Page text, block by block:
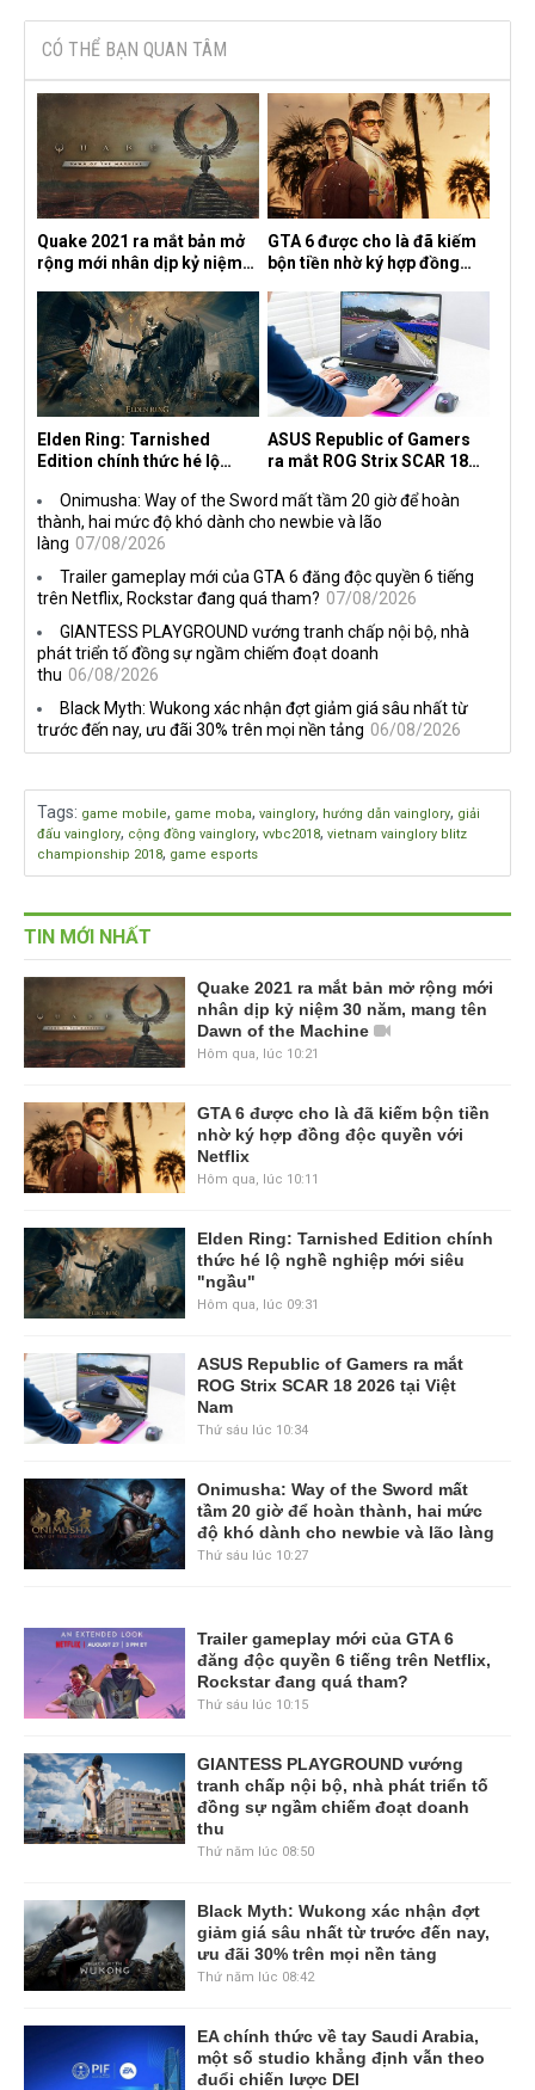
CÓ THỂ BẠN QUAN TÂM
Quake 2021 ra mắt bản mở
rộng mới nhân dịp kỷ niệm
the Machine
GTA 6 được cho là đã kiếm
bộn tiền nhờ ký hợp đồng
Elden Ring: Tarnished
Edition chính thức hé lộ
ASUS Republic of Gamers
ra mắt ROG Strix SCAR 18
Onimusha: Way of the Sword mất tầm 20 giờ để hoàn
thành, hai mức độ khó dành cho newbie và lão
làng 07/08/2026
Trailer gameplay mới của GTA 6 đăng độc quyền 6 tiếng
trên Netflix, Rockstar đang quá tham? 07/08/2026
GIANTESS PLAYGROUND vướng tranh chấp nội bộ, nhà
phát triển tố đồng sự ngầm chiếm đoạt doanh
thu 06/08/2026
Black Myth: Wukong xác nhận đợt giảm giá sâu nhất từ
trước đến nay, ưu đãi 30% trên mọi nền tảng 06/08/2026
Tags: game mobile, game moba, vainglory, hướng dẫn vainglory, giải
đấu vainglory, cộng đồng vainglory, vvbc2018, vietnam vainglory blitz
championship 2018, game esports
TIN MỚI NHẤT
Quake 2021 ra mắt bản mở rộng mới
nhân dịp kỷ niệm 30 năm, mang tên
Dawn of the Machine
Hôm qua, lúc 10:21
GTA 6 được cho là đã kiếm bộn tiền
nhờ ký hợp đồng độc quyền với
Netflix
Hôm qua, lúc 10:11
Elden Ring: Tarnished Edition chính
thức hé lộ nghề nghiệp mới siêu
"ngầu"
Hôm qua, lúc 09:31
ASUS Republic of Gamers ra mắt
ROG Strix SCAR 18 2026 tại Việt
Nam
Thứ sáu lúc 10:34
Onimusha: Way of the Sword mất
tầm 20 giờ để hoàn thành, hai mức
độ khó dành cho newbie và lão làng
Thứ sáu lúc 10:27
Trailer gameplay mới của GTA 6
đăng độc quyền 6 tiếng trên Netflix,
Rockstar đang quá tham?
Thứ sáu lúc 10:15
GIANTESS PLAYGROUND vướng
tranh chấp nội bộ, nhà phát triển tố
đồng sự ngầm chiếm đoạt doanh
thu
Thứ năm lúc 08:50
Black Myth: Wukong xác nhận đợt
giảm giá sâu nhất từ trước đến nay,
ưu đãi 30% trên mọi nền tảng
Thứ năm lúc 08:42
EA chính thức về tay Saudi Arabia,
một số studio khẳng định vẫn theo
đuổi chiến lược DEI